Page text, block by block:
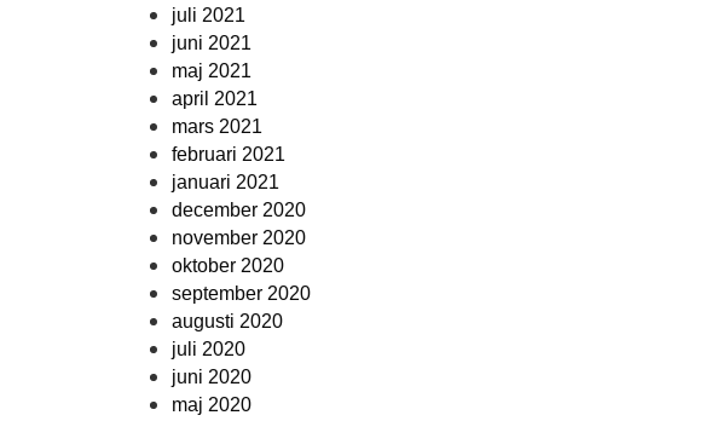
juli 2021
juni 2021
maj 2021
april 2021
mars 2021
februari 2021
januari 2021
december 2020
november 2020
oktober 2020
september 2020
augusti 2020
juli 2020
juni 2020
maj 2020